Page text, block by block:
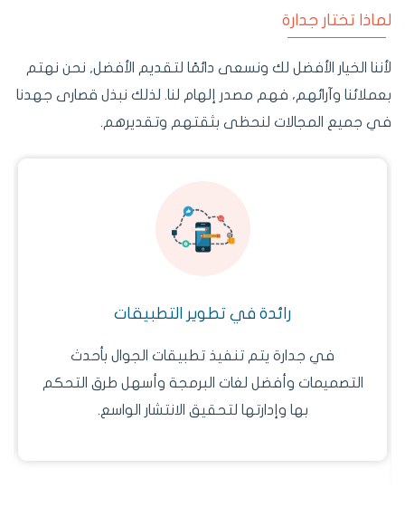
لماذا تختار جدارة
لأننا الخيار الأفضل لك ونسعى دائمًا لتقديم الأفضل, نحن نهتم
بعملائنا وآرائهم، فهم مصدر إلهام لنا. لذلك نبذل قصارى جهدنا
في جميع المجالات لنحظى بثقتهم وتقديرهم.
رائدة في تطوير التطبيقات
في جدارة يتم تنفيذ تطبيقات الجوال بأحدث
التصميمات وأفضل لغات البرمجة وأسهل طرق التحكم
بها وإدارتها لتحقيق الانتشار الواسع.